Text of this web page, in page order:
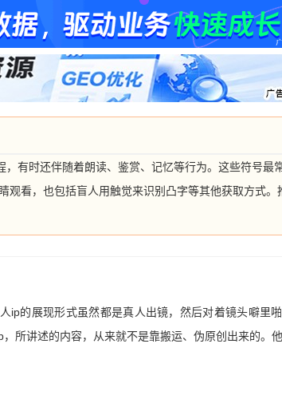
有时还伴随着朗读、鉴赏、记忆等行为。这些符号最
观看，也包括盲人用触觉来识别凸字等其他获取方式。
ip的展现形式虽然都是真人出镜，然后对着镜头噼里
所讲述的内容，从来就不是靠搬运、伪原创出来的。